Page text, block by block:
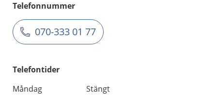
Telefonnummer
070-333 01 77
Telefontider
Måndag
Stängt